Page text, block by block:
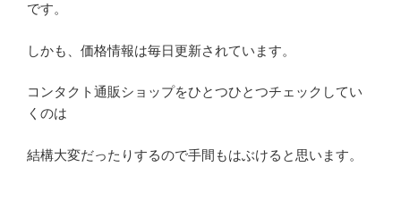
です。
しかも、価格情報は毎日更新されています。
コンタクト通販ショップをひとつひとつチェックしてい
くのは
結構大変だったりするので手間もはぶけると思います。